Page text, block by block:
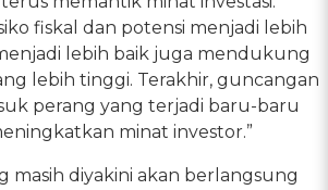
fiskal dan potensi menjadi lebih
lebih baik juga mendukung
lebih tinggi. Terakhir, guncangan
perang yang terjadi baru-baru
minat investor.”
masih diyakini akan berlangsung